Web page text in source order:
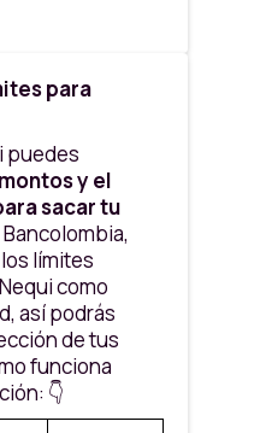
los
para
puedes
y el
sacar tu
límites
como
así podrás
de tus
funciona
👇